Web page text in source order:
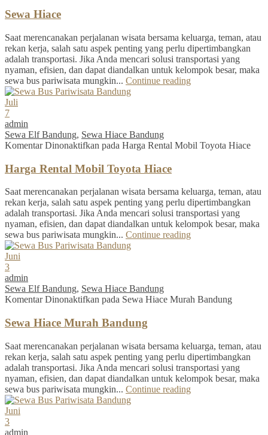
Sewa Hiace
Saat merencanakan perjalanan wisata bersama keluarga, teman, atau
rekan kerja, salah satu aspek penting yang perlu dipertimbangkan
adalah transportasi. Jika Anda mencari solusi transportasi yang
nyaman, efisien, dan dapat diandalkan untuk kelompok besar, maka
sewa bus pariwisata mungkin... Continue reading
Juli
7
admin
Sewa Elf Bandung, Sewa Hiace Bandung
Komentar Dinonaktifkan pada Harga Rental Mobil Toyota Hiace
Harga Rental Mobil Toyota Hiace
Saat merencanakan perjalanan wisata bersama keluarga, teman, atau
rekan kerja, salah satu aspek penting yang perlu dipertimbangkan
adalah transportasi. Jika Anda mencari solusi transportasi yang
nyaman, efisien, dan dapat diandalkan untuk kelompok besar, maka
sewa bus pariwisata mungkin... Continue reading
Juni
3
admin
Sewa Elf Bandung, Sewa Hiace Bandung
Komentar Dinonaktifkan pada Sewa Hiace Murah Bandung
Sewa Hiace Murah Bandung
Saat merencanakan perjalanan wisata bersama keluarga, teman, atau
rekan kerja, salah satu aspek penting yang perlu dipertimbangkan
adalah transportasi. Jika Anda mencari solusi transportasi yang
nyaman, efisien, dan dapat diandalkan untuk kelompok besar, maka
sewa bus pariwisata mungkin... Continue reading
Juni
3
admin